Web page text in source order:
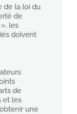
de la loi du
de
les
doivent
de
et les
une